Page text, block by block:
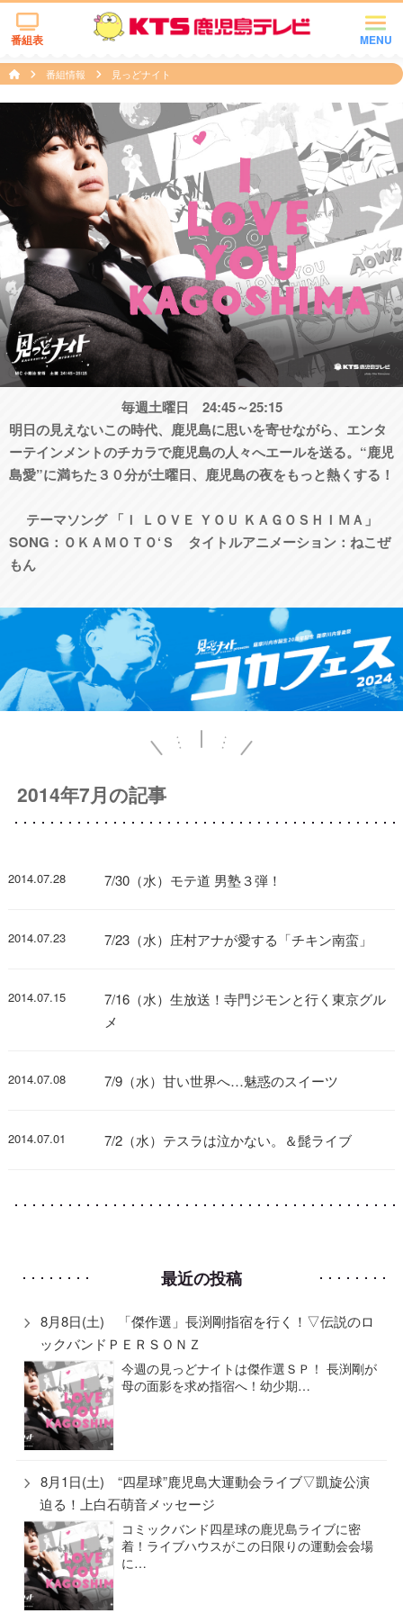
MENU
番組表
番組情報 見っどナイト
毎週土曜日 24:45～25:15
明日の見えないこの時代、鹿児島に思いを寄せながら、エンタ
ーテインメントのチカラで鹿児島の人々へエールを送る。“鹿児
島愛”に満ちた３０分が土曜日、鹿児島の夜をもっと熱くする！
テーマソング 「Ｉ ＬＯＶＥ ＹＯＵ ＫＡＧＯＳＨＩＭＡ」
SONG：ＯＫＡＭＯＴＯ‘Ｓ タイトルアニメーション：ねこぜ
もん
2014年7月の記事
2014.07.28 7/30（水）モテ道 男塾３弾！
2014.07.23 7/23（水）庄村アナが愛する「チキン南蛮」
2014.07.15
7/16（水）生放送！寺門ジモンと行く東京グル
メ
2014.07.08 7/9（水）甘い世界へ…魅惑のスイーツ
2014.07.01 7/2（水）テスラは泣かない。＆髭ライブ
最近の投稿
8月8日(土) 「傑作選」長渕剛指宿を行く！▽伝説のロ
ックバンドＰＥＲＳＯＮＺ
今週の見っどナイトは傑作選ＳＰ！ 長渕剛が
母の面影を求め指宿へ！幼少期…
8月1日(土) “四星球”鹿児島大運動会ライブ▽凱旋公演
迫る！上白石萌音メッセージ
コミックバンド四星球の鹿児島ライブに密
着！ライブハウスがこの日限りの運動会会場
に…